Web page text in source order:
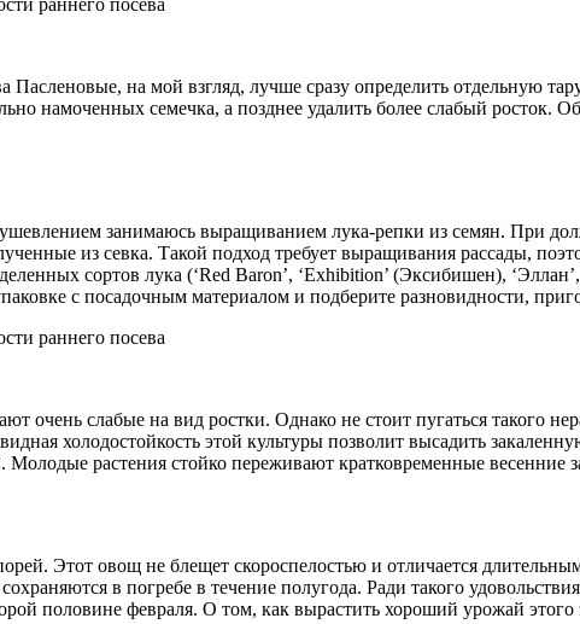
Пасленовые, на мой взгляд, лучше сразу определить отдельную
намоченных семечка, а позднее удалить более слабый росток.
занимаюсь выращиванием лука-репки из семян. При
из севка. Такой подход требует выращивания рассады,
сортов лука (‘Red Baron’, ‘Exhibition’ (Эксибишен),
с посадочным материалом и подберите разновидности,
очень слабые на вид ростки. Однако не стоит пугаться такого
холодостойкость этой культуры позволит высадить
растения стойко переживают кратковременные весенние
Этот овощ не блещет скороспелостью и отличается
в погребе в течение полугода. Ради такого
половине февраля. О том, как вырастить хороший урожай